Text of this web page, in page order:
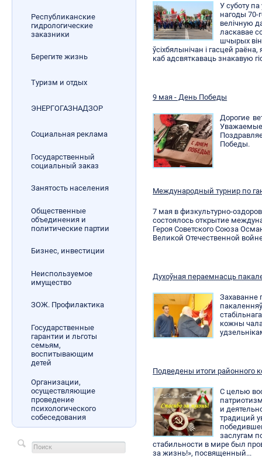
Республиканские
гидрологические
заказники
Берегите жизнь
Туризм и отдых
ЭНЕРГОГАЗНАДЗОР
Социальная реклама
Государственный
социальный заказ
Занятость населения
Общественные
объединения и
политические партии
Бизнес, инвестиции
Неиспользуемое
имущество
ЗОЖ. Профилактика
Государственные
гарантии и льготы
семьям,
воспитывающим
детей
Организации,
осуществляющие
проведение
психологического
собеседования
У суботу
нагоды 70-
велічную
ласкавае
шчырых
ўсіхбялынічан і гасцей
каб адсвяткаваць знакавую
9 мая - День Победы
Дорогие
Победы.
Международный турнир по
7 мая в физкультурно-
состоялось открытие
Героя Советского Союза
Великой Отечественной
Духоўная пераемнасць
Захаванне
кожны
Подведены итоги районного
С целью
и
традиций
заслугам
стабильности в мире был
за жизнь!», посвященный...